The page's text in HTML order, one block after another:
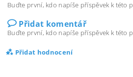
Buďte první, kdo napíše příspěvek k této
Přidat komentář
Buďte první, kdo napíše příspěvek k této
Přidat hodnocení